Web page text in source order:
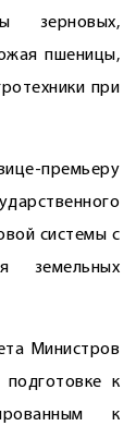
зерновых,
пшеницы,
при
премьеру
системы с
земельных
Министров
к
к